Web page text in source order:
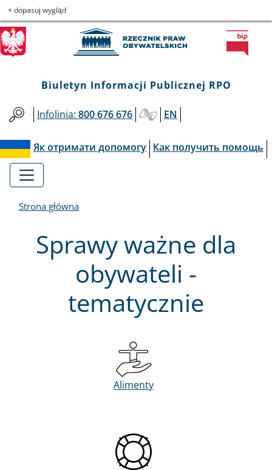
Przejdź
do
menu
głównego
Przejdź
do
treści
Przejdź
to
informacji
o
Przejdź
do
mapy
serwisu
Biuletyn
Informacji
Publicznej
RPO
+ dopasuj wygląd
Biuletyn Informacji Publicznej RPO
Infolinia: 800 676 676 EN
Як отримати допомогу Как получить помощь
Strona główna
Sprawy ważne dla
obywateli -
tematycznie
Alimenty